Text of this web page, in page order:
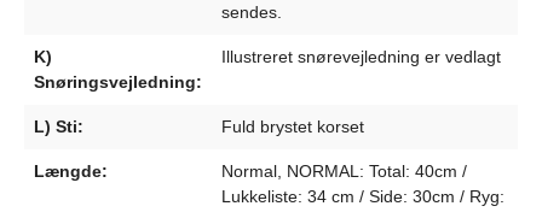
sendes.
K)
Snøringsvejledning:
Illustreret snørevejledning er vedlagt
L) Sti: Fuld brystet korset
Længde:
Normal, NORMAL: Total: 40cm /
Lukkeliste: 34 cm / Side: 30cm / Ryg: